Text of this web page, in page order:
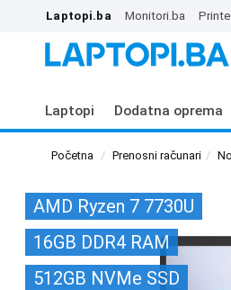
Laptopi.ba Monitori.ba
Laptopi Dodatna oprema
Početna Prenosni računari
AMD Ryzen 7 7730U
16GB DDR4 RAM
512GB NVMe SSD